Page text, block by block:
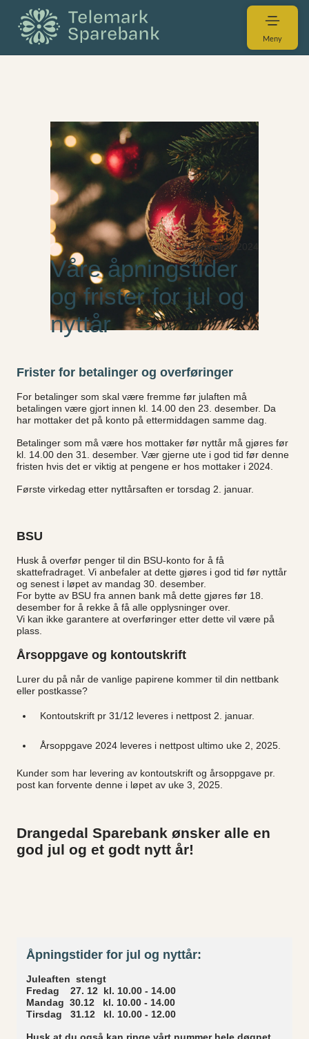
Meny
Våre åpningstider
og frister for jul og
nyttår
19. desember 2024
Frister for betalinger og overføringer
For betalinger som skal være fremme før julaften må
betalingen være gjort innen kl. 14.00 den 23. desember. Da
har mottaker det på konto på ettermiddagen samme dag.
Betalinger som må være hos mottaker før nyttår må gjøres før
kl. 14.00 den 31. desember. Vær gjerne ute i god tid før denne
fristen hvis det er viktig at pengene er hos mottaker i 2024.
Første virkedag etter nyttårsaften er torsdag 2. januar.
BSU
Husk å overfør penger til din BSU-konto for å få
skattefradraget. Vi anbefaler at dette gjøres i god tid før nyttår
og senest i løpet av mandag 30. desember.
For bytte av BSU fra annen bank må dette gjøres før 18.
desember for å rekke å få alle opplysninger over.
Vi kan ikke garantere at overføringer etter dette vil være på
plass.
Årsoppgave og kontoutskrift
Lurer du på når de vanlige papirene kommer til din nettbank
eller postkasse?
Kontoutskrift pr 31/12 leveres i nettpost 2. januar.
Årsoppgave 2024 leveres i nettpost ultimo uke 2, 2025.
Kunder som har levering av kontoutskrift og årsoppgave pr.
post kan forvente denne i løpet av uke 3, 2025.
Drangedal Sparebank ønsker alle en
god jul og et godt nytt år!
Åpningstider for jul og nyttår:
Juleaften stengt
Fredag 27. 12 kl. 10.00 - 14.00
Mandag 30.12 kl. 10.00 - 14.00
Tirsdag 31.12 kl. 10.00 - 12.00